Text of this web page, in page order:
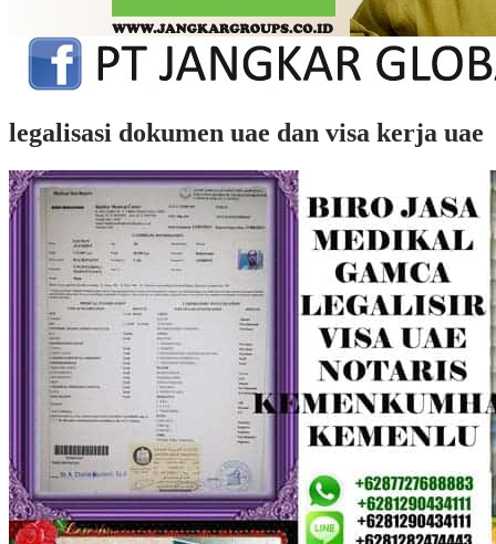
legalisasi dokumen uae dan visa kerja uae